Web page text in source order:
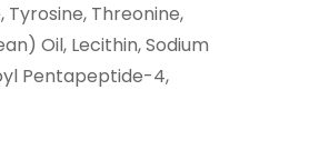
Tyrosine, Threonine,
Oil, Lecithin, Sodium
Pentapeptide-4,